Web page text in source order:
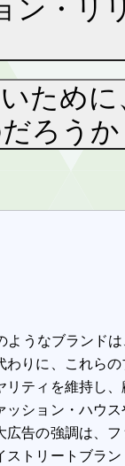
ン・リ
ために
ろうか
うなブランド
りに、これら
ティを維持し
ション・ハウ
告の強調は、
トリートブラ